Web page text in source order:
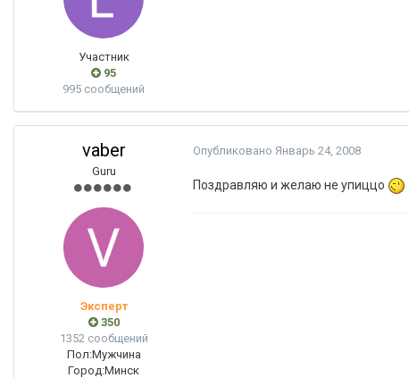
Участник
95
995 сообщений
vaber
Guru
Эксперт
350
1352 сообщений
Пол:Мужчина
Город:Минск
Опубликовано Январь 24, 2008
Поздравляю и желаю не упиццо